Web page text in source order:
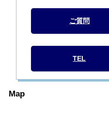
ご質問
TEL
Map